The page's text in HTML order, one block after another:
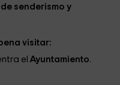
senderismo y
visitar:
elAyuntamiento.